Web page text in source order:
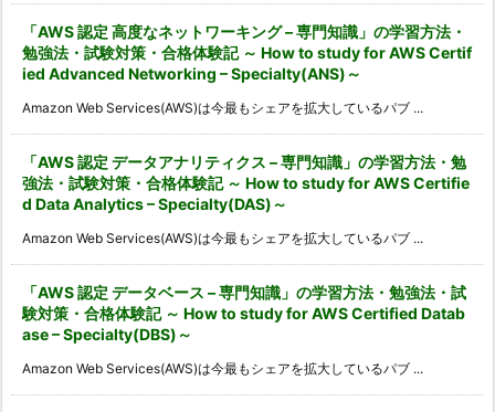
「AWS 認定 高度なネットワーキング – 専門知識」の学習方法・
勉強法・試験対策・合格体験記 ～ How to study for AWS Certif
ied Advanced Networking – Specialty(ANS)～
Amazon Web Services(AWS)は今最もシェアを拡大しているパブ ...
「AWS 認定 データアナリティクス – 専門知識」の学習方法・勉
強法・試験対策・合格体験記 ～ How to study for AWS Certifie
d Data Analytics – Specialty(DAS)～
Amazon Web Services(AWS)は今最もシェアを拡大しているパブ ...
「AWS 認定 データベース – 専門知識」の学習方法・勉強法・試
験対策・合格体験記 ～ How to study for AWS Certified Datab
ase – Specialty(DBS)～
Amazon Web Services(AWS)は今最もシェアを拡大しているパブ ...